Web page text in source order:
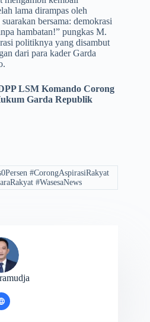
lama dirampas oleh
bersama: demokrasi
hambatan!” pungkas M.
politiknya yang disambut
dari para kader Garda
LSM Komando Corong
Garda Republik
#CorongAspirasiRakyat
#WasesaNews